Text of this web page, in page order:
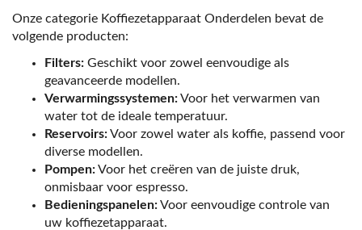
Onze categorie Koffiezetapparaat Onderdelen bevat de
volgende producten:
Filters: Geschikt voor zowel eenvoudige als
geavanceerde modellen.
Verwarmingssystemen:Voor het verwarmen van
water tot de ideale temperatuur.
Reservoirs:Voor zowel water als koffie, passend voor
diverse modellen.
Pompen:Voor het creëren van de juiste druk,
onmisbaar voor espresso.
Bedieningspanelen:Voor eenvoudige controle van
uw koffiezetapparaat.